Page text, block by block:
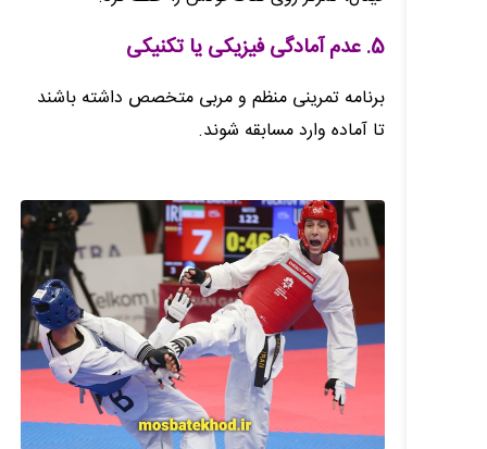
5. عدم آمادگی فیزیکی یا تکنیکی
برنامه تمرینی منظم و مربی متخصص داشته باشند
تا آماده وارد مسابقه شوند.